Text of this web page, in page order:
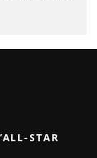
STAR